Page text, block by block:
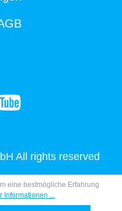
All rights reserved
eine bestmögliche Erfahrung
Informationen ...